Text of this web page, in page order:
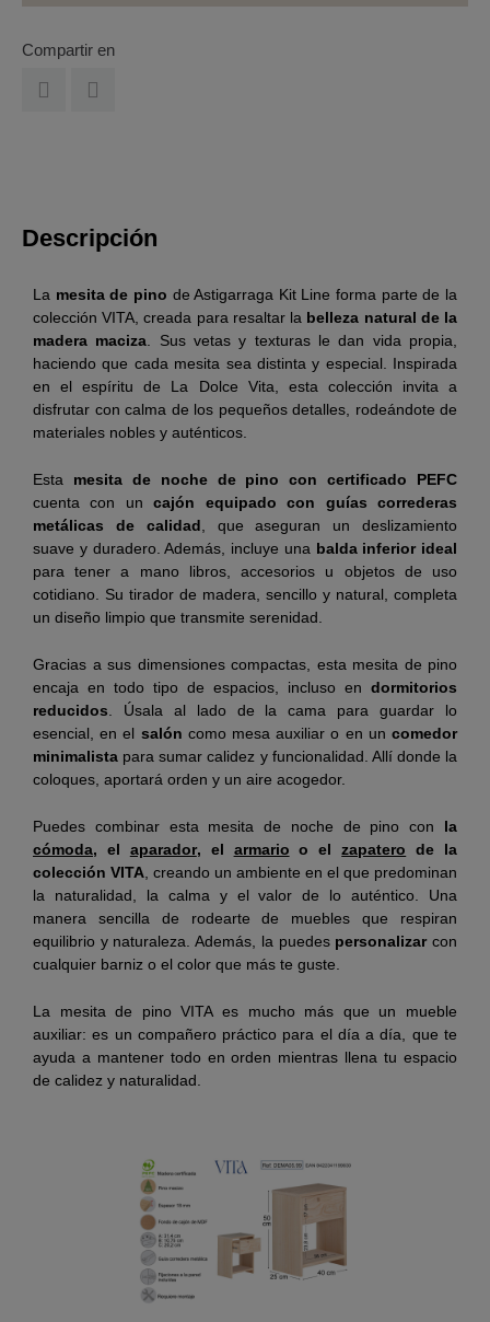
Compartir en
Descripción
La mesita de pino de Astigarraga Kit Line forma parte de la
colección VITA, creada para resaltar la belleza natural de la
madera maciza. Sus vetas y texturas le dan vida propia,
haciendo que cada mesita sea distinta y especial. Inspirada
en el espíritu de La Dolce Vita, esta colección invita a
disfrutar con calma de los pequeños detalles, rodeándote de
materiales nobles y auténticos.
Esta mesita de noche de pino con certificado PEFC
cuenta con uncajón equipado con guías correderas
metálicas de calidad, que aseguran un deslizamiento
suave y duradero. Además, incluye una balda inferior ideal
para tener a mano libros, accesorios u objetos de uso
cotidiano. Su tirador de madera, sencillo y natural, completa
un diseño limpio que transmite serenidad.
Gracias a sus dimensiones compactas, esta mesita de pino
encaja en todo tipo de espacios, incluso en dormitorios
reducidos. Úsala al lado de la cama para guardar lo
esencial, en el salón como mesa auxiliar o en uncomedor
minimalista para sumar calidez y funcionalidad. Allí donde la
coloques, aportará orden y un aire acogedor.
Puedes combinar esta mesita de noche de pino con la
cómoda, el aparador, el armario o elzapatero de la
colección VITA, creando un ambiente en el que predominan
la naturalidad, la calma y el valor de lo auténtico. Una
manera sencilla de rodearte de muebles que respiran
equilibrio y naturaleza. Además, la puedes personalizarcon
cualquier barniz o el color que más te guste.
La mesita de pino VITA es mucho más que un mueble
auxiliar: es un compañero práctico para el día a día, que te
ayuda a mantener todo en orden mientras llena tu espacio
de calidez y naturalidad.